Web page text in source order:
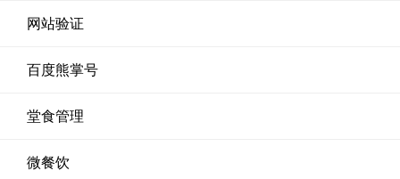
网站验证
百度熊掌号
堂食管理
微餐饮